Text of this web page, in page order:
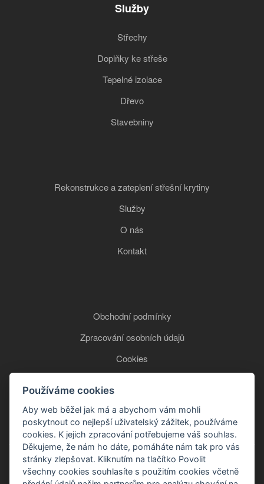
Služby
Střechy
Doplňky ke střeše
Tepelné izolace
Dřevo
Stavebniny
Rekonstrukce a zateplení střešní krytiny
Služby
O nás
Kontakt
Obchodní podmínky
Zpracování osobních údajů
Cookies
+420 777 850 465
Používáme cookies
Aby web běžel jak má a abychom vám mohli
poskytnout co nejlepší uživatelský zážitek, používáme
cookies. K jejich zpracování potřebujeme váš souhlas.
Děkujeme, že nám ho dáte, pomáháte nám tak pro vás
stránky zlepšovat. Kliknutím na tlačítko Povolit
všechny cookies souhlasíte s použitím cookies včetně